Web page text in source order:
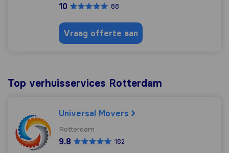
10 88
Vraag offerte aan
Top verhuisservices Rotterdam
Universal Movers
Rotterdam
9.8 182